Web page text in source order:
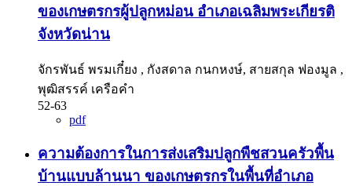
ของเกษตรกรผู้ปลูกหม่อน อำเภอเฉลิมพระเกียรติ
จังหวัดน่าน
จักรพันธ์ พรมเกี๋ยง , กังสดาล กนกหงษ์, สายสกุล ฟองมูล ,
พุฒิสรรค์ เครือคำ
52-63
pdf
ความต้องการในการส่งเสริมปลูกพืชสวนครัวพื้น
บ้านแบบล้านนา ของเกษตรกรในพื้นที่อำเภอ